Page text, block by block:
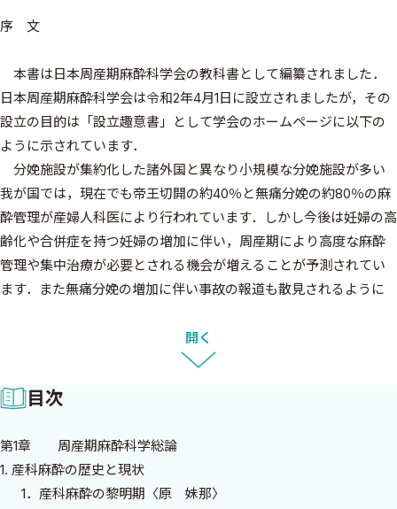
序 文
本書は日本周産期麻酔科学会の教科書として編纂されました．
日本周産期麻酔科学会は令和2年4月1日に設立されましたが，その
設立の目的は「設立趣意書」として学会のホームページに以下の
ように示されています．
分娩施設が集約化した諸外国と異なり小規模な分娩施設が多い
我が国では，現在でも帝王切開の約40％と無痛分娩の約80％の麻
酔管理が産婦人科医により行われています．しかし今後は妊婦の高
齢化や合併症を持つ妊婦の増加に伴い，周産期により高度な麻酔
管理や集中治療が必要とされる機会が増えることが予測されてい
ます．また無痛分娩の増加に伴い事故の報道も散見されるように
てより質の高い疼痛管理を行いつつ安全性を担保することが社会
から求められています．さらには医学の進歩に伴い新しい胎児治
療や新生児治療の増加も予測されており，この分野でも麻酔科医
の積極的な貢献が必要とされています．もちろん生殖医療に関す
このように周産期医療の現場からは，麻酔管理や集中治療やペ
インクリニックに長けた麻酔科医への期待は高まる一方ですが，
周産期医療の対象となる妊産婦，褥婦，胎児，新生児に安全で質
開く
目次
第1章 周産期麻酔科学総論
1. 産科麻酔の歴史と現状
1．産科麻酔の黎明期〈原 妹那〉